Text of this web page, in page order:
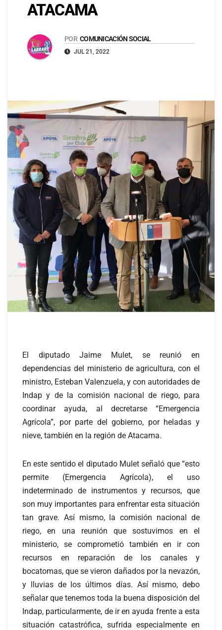
ATACAMA
POR COMUNICACIÓN SOCIAL
JUL 21, 2022
El diputado Jaime Mulet, se reunió en
dependencias del ministerio de agricultura, con el
ministro, Esteban Valenzuela, y con autoridades de
Indap y de la comisión nacional de riego, para
coordinar ayuda, al decretarse “Emergencia
Agrícola”, por parte del gobierno, por heladas y
nieve, también en la región de Atacama.
En este sentido el diputado Mulet señaló que “esto
permite (Emergencia Agrícola), el uso
indeterminado de instrumentos y recursos, que
son muy importantes para enfrentar esta situación
tan grave. Así mismo, la comisión nacional de
riego, en una reunión que sostuvimos en el
ministerio, se comprometió también en ir con
recursos en reparación de los canales y
bocatomas, que se vieron dañados por la nevazón,
y lluvias de los últimos días. Así mismo, debo
señalar que tenemos toda la buena disposición del
Indap, particularmente, de ir en ayuda frente a esta
situación catastrófica, sufrida especialmente en